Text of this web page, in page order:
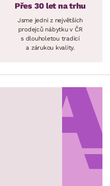
Přes 30 let na trhu
Jsme jedni z největších
prodejců nábytku v ČR
s dlouholetou tradicí
a zárukou kvality.